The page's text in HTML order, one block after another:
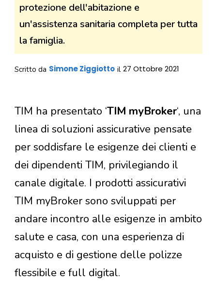
protezione dell'abitazione e
un'assistenza sanitaria completa per tutta
la famiglia.
Scritto da Simone Ziggiotto il 27 Ottobre 2021
TIM ha presentato ‘TIM myBroker‘, una
linea di soluzioni assicurative pensate
per soddisfare le esigenze dei clienti e
dei dipendenti TIM, privilegiando il
canale digitale. I prodotti assicurativi
TIM myBroker sono sviluppati per
andare incontro alle esigenze in ambito
salute e casa, con una esperienza di
acquisto e di gestione delle polizze
flessibile e full digital.